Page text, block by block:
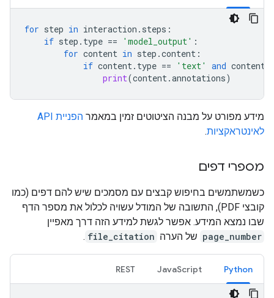
for step in interaction . steps :
if step . type == 'model_output' :
for content in step .content :
if content. type == 'text' and content
print(content.annotations)
מידע מפורט על מבנה הציטוטים זמין במאמר
הפניית API
לאינטראקציות.
מספרי דפים
כשמשתמשים בחיפוש קבצים עם מסמכים שיש להם דפים (כמו
קובצי PDF), התשובה של המודל עשויה לכלול את מספר הדף
שבו נמצא המידע. אפשר לגשת למידע הזה דרך מאפיין
page_number של הערה file_citation
.
Python
JavaScript
REST